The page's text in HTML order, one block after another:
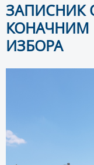
ЗАПИСНИК
КОНАЧНИМ
ИЗБОРА